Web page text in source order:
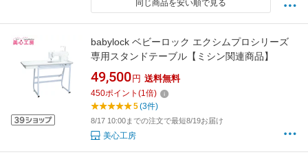
同じ商品を安い順で見る
babylock ベビーロック エクシムプロシリーズ
専用スタンドテーブル【ミシン関連商品】
49,500 円 送料無料
450ポイント (1倍)
5(3件)
8/17 10:00までの注文で最短8/19お届け
美心工房